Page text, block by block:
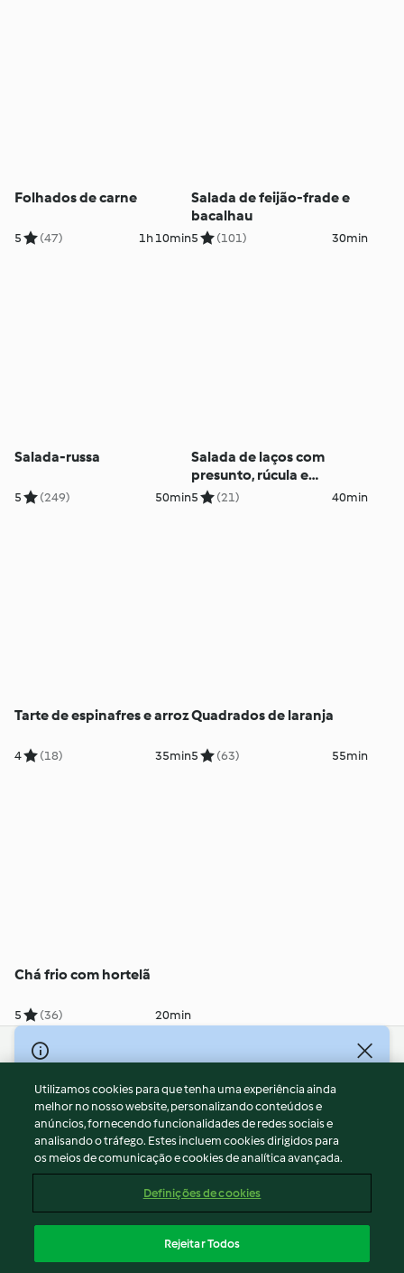
Folhados de carne
5 (47) 1h 10min
Salada de feijão-frade e
bacalhau
5 (101) 30min
Salada-russa
5 (249) 50min
Salada de laços com
presunto, rúcula e
mozarela
5 (21) 40min
Tarte de espinafres e arroz
4 (18) 35min
Quadrados de laranja
5 (63) 55min
Chá frio com hortelã
5 (36) 20min
© Copyright 2026
Termos de Utilização
Aviso sobre Proteção de Dados
Aviso
Apoio legal
Conteúdo do relatório
Declaração de acessibilidade
Utilizamos cookies para que tenha uma experiência ainda
melhor no nosso website, personalizando conteúdos e
anúncios, fornecendo funcionalidades de redes sociais e
analisando o tráfego. Estes incluem cookies dirigidos para
os meios de comunicação e cookies de analítica avançada.
Definições de cookies
Rejeitar Todos